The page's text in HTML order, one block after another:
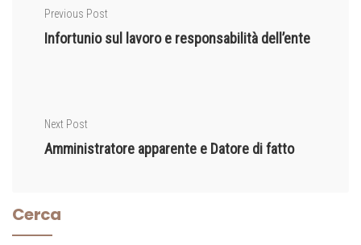
Previous Post
Infortunio sul lavoro e responsabilità dell’ente
Next Post
Amministratore apparente e Datore di fatto
Cerca